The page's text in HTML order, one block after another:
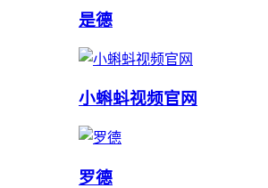
是德
小蝌蚪视频官网
罗德